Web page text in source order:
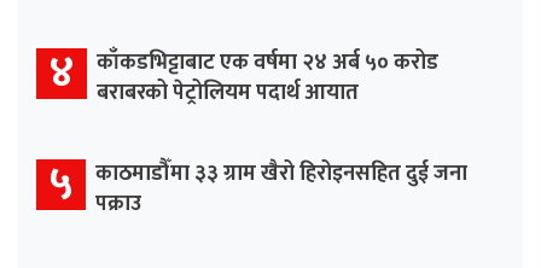
४ काँकडभिट्टाबाट एक वर्षमा २४ अर्ब ५० करोड
बराबरको पेट्रोलियम पदार्थ आयात
५ काठमाडौँमा ३३ ग्राम खैरो हिरोइनसहित दुई जना
पक्राउ